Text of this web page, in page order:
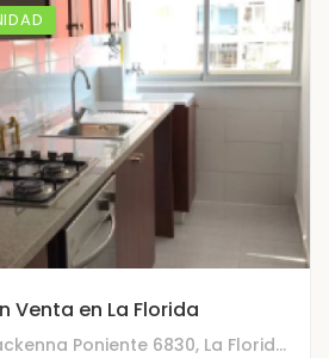
Venta en La Florida
Avenida Vicuña Mackenna Poniente 6830, La Florida